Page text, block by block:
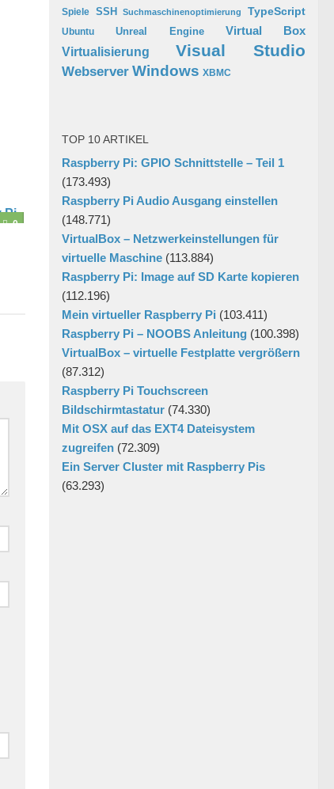
0
Spiele SSH Suchmaschinenoptimierung TypeScript
Ubuntu Unreal Engine
Virtual Box
Virtualisierung
Visual Studio
Webserver Windows XBMC
TOP 10 ARTIKEL
Raspberry Pi: GPIO Schnittstelle – Teil 1
(173.493)
Raspberry Pi Audio Ausgang einstellen
(148.771)
VirtualBox – Netzwerkeinstellungen für
virtuelle Maschine (113.884)
Raspberry Pi: Image auf SD Karte kopieren
(112.196)
Mein virtueller Raspberry Pi (103.411)
Raspberry Pi – NOOBS Anleitung (100.398)
VirtualBox – virtuelle Festplatte vergrößern
(87.312)
Raspberry Pi Touchscreen
Bildschirmtastatur (74.330)
Mit OSX auf das EXT4 Dateisystem
zugreifen (72.309)
Ein Server Cluster mit Raspberry Pis
(63.293)